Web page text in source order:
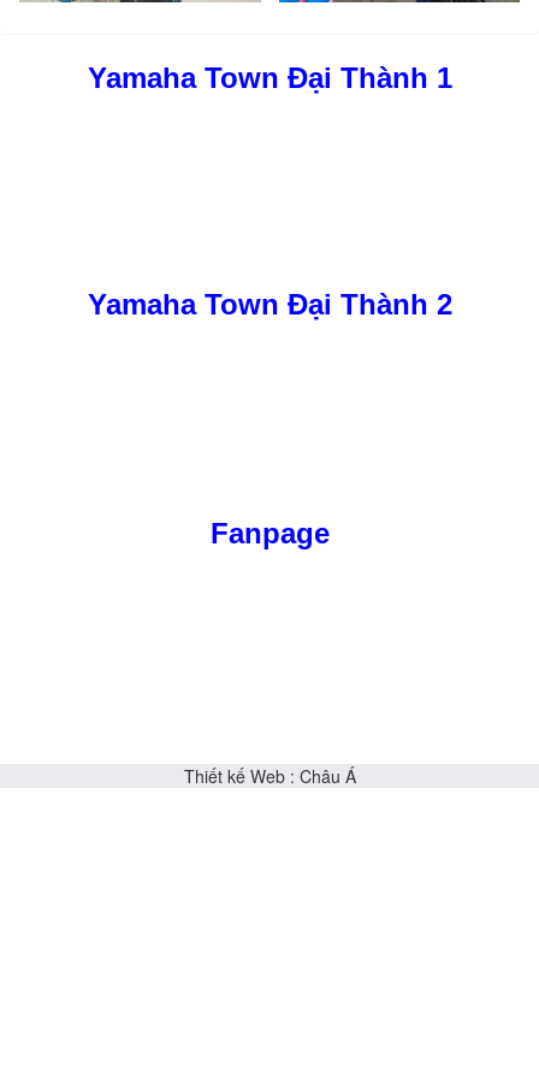
Yamaha Town Đại Thành 1
Yamaha Town Đại Thành 2
Fanpage
Thiết kế Web: Châu Á